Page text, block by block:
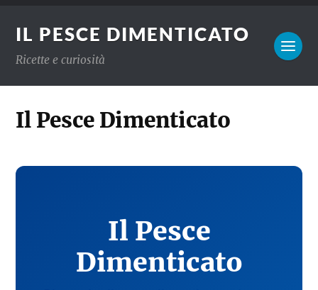
IL PESCE DIMENTICATO
Ricette e curiosità
Il Pesce Dimenticato
Il Pesce
Dimenticato